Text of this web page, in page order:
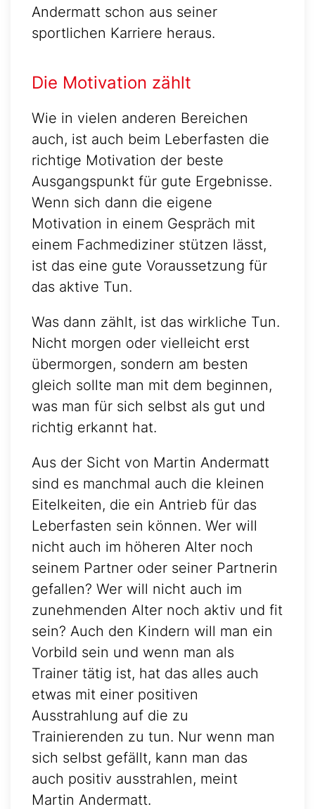
Andermatt schon aus seiner
sportlichen Karriere heraus.
Die Motivation zählt
Wie in vielen anderen Bereichen
auch, ist auch beim Leberfasten die
richtige Motivation der beste
Ausgangspunkt für gute Ergebnisse.
Wenn sich dann die eigene
Motivation in einem Gespräch mit
einem Fachmediziner stützen lässt,
ist das eine gute Voraussetzung für
das aktive Tun.
Was dann zählt, ist das wirkliche Tun.
Nicht morgen oder vielleicht erst
übermorgen, sondern am besten
gleich sollte man mit dem beginnen,
was man für sich selbst als gut und
richtig erkannt hat.
Aus der Sicht von Martin Andermatt
sind es manchmal auch die kleinen
Eitelkeiten, die ein Antrieb für das
Leberfasten sein können. Wer will
nicht auch im höheren Alter noch
seinem Partner oder seiner Partnerin
gefallen? Wer will nicht auch im
zunehmenden Alter noch aktiv und fit
sein? Auch den Kindern will man ein
Vorbild sein und wenn man als
Trainer tätig ist, hat das alles auch
etwas mit einer positiven
Ausstrahlung auf die zu
Trainierenden zu tun. Nur wenn man
sich selbst gefällt, kann man das
auch positiv ausstrahlen, meint
Martin Andermatt.